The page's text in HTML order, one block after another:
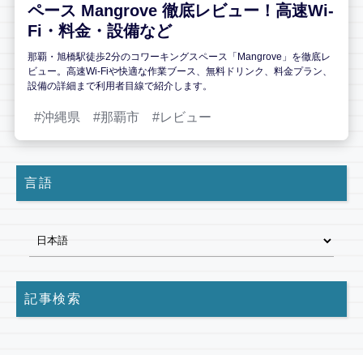
ペース Mangrove 徹底レビュー！高速Wi-
Fi・料金・設備など
那覇・旭橋駅徒歩2分のコワーキングスペース「Mangrove」を徹底レ
ビュー。高速Wi-Fiや快適な作業ブース、無料ドリンク、料金プラン、
設備の詳細まで利用者目線で紹介します。
沖縄県 那覇市 レビュー
言語
記事検索